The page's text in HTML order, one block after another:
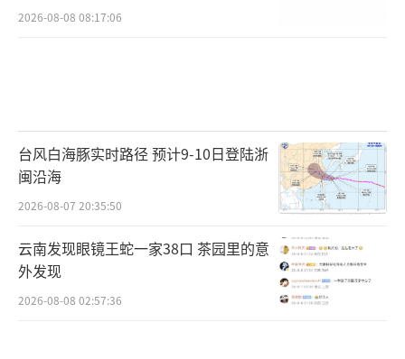
2026-08-08 08:17:06
台风白海豚实时路径 预计9-10日登陆浙
闽沿海
2026-08-07 20:35:50
云南发现眼镜王蛇一家38口 茶园里的意
外发现
2026-08-08 02:57:36